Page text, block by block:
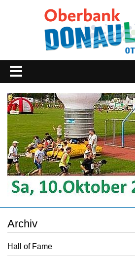
Archiv
Hall of Fame